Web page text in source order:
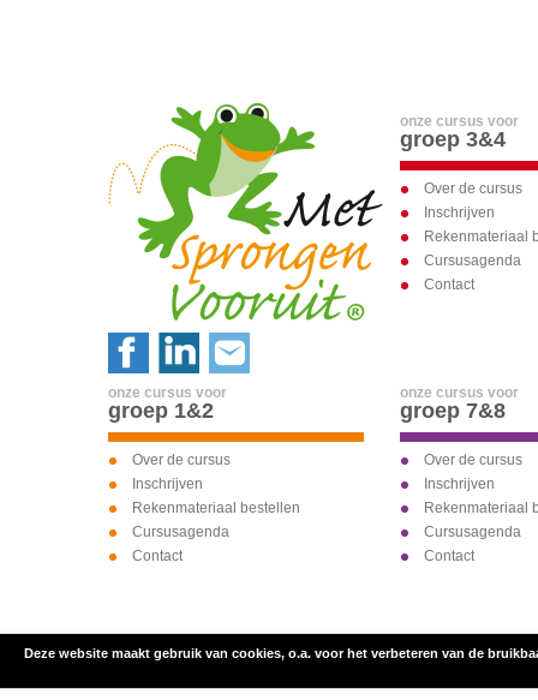
onze cursus voor
groep 3&4
Over de cursus
Inschrijven
Rekenmateriaal
Cursusagenda
Contact
onze cursus voor
groep 1&2
Over de cursus
Inschrijven
Rekenmateriaal bestellen
Cursusagenda
Contact
onze cursus voor
groep 7&8
Over de cursus
Inschrijven
Rekenmateriaal
Cursusagenda
Contact
inschrijven voor
Deze website maakt gebruik van cookies, o.a. voor het verbeteren van de